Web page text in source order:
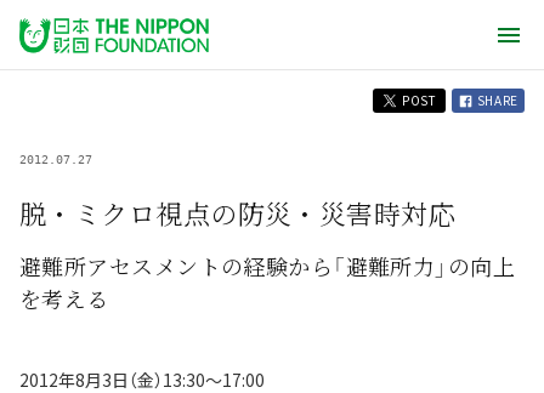
POST SHARE
2012.07.27
脱・ミクロ視点の防災・災害時対応
避難所アセスメントの経験から「避難所力」の向上
を考える
2012年8月3日（金）13:30〜17:00